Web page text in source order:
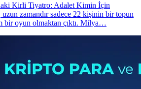
Kirli Tiyatro: Adalet Kimin İçin
zamandır sadece 22 kişinin bir topun
bir oyun olmaktan çıktı. Milya…